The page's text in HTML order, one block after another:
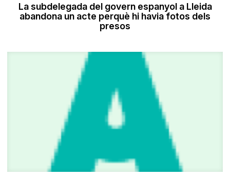
La subdelegada del govern espanyol a Lleida
abandona un acte perquè hi havia fotos dels
presos